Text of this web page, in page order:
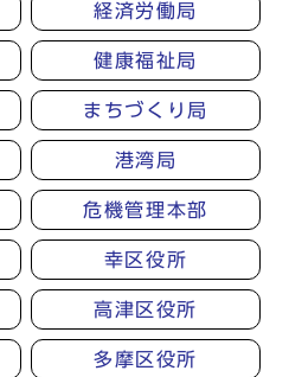
経済労働局
健康福祉局
まちづくり局
港湾局
危機管理本部
幸区役所
高津区役所
多摩区役所